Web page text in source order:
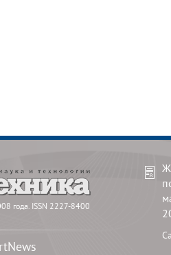
года. ISSN 2227-8400